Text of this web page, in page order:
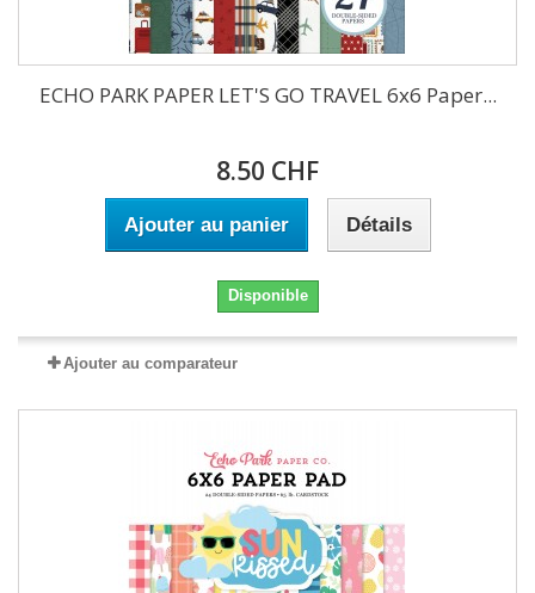
ECHO PARK PAPER LET'S GO TRAVEL 6x6 Paper...
8.50 CHF
Ajouter au panier Détails
Disponible
Ajouter au comparateur